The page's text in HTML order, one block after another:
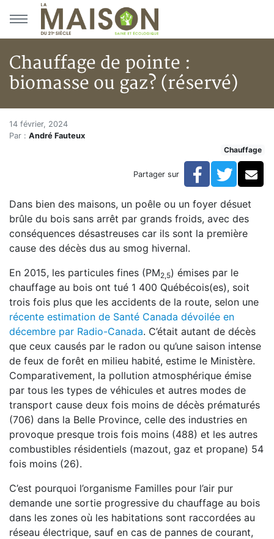
Aller au menu principal
Aller au contenu principal
Chauffage de pointe :
biomasse ou gaz? (réservé)
Accueil
Articles
Chauffage de pointe : biomasse ou gaz? (réservé)
Chauffage de pointe :
14 février, 2024
Par : André Fauteux
Chauffage
Partager sur Facebook
Dans bien des maisons, un poêle ou un foyer désuet
brûle du bois sans arrêt par grands froids, avec des
conséquences désastreuses car ils sont la première
cause des décès dus au smog hivernal.
En 2015, les particules fines (PM2,5) émises par le
chauffage au bois ont tué 1 400 Québécois(es), soit
trois fois plus que les accidents de la route, selon une
récente estimation de Santé Canada dévoilée en
décembre par Radio-Canada. C’était autant de décès
que ceux causés par le radon ou qu’une saison intense
de feux de forêt en milieu habité, estime le Ministère.
Comparativement, la pollution atmosphérique émise
par tous les types de véhicules et autres modes de
transport cause deux fois moins de décès prématurés
(706) dans la Belle Province, celle des industries en
provoque presque trois fois moins (488) et les autres
combustibles résidentiels (mazout, gaz et propane) 54
fois moins (26).
C’est pourquoi l’organisme Familles pour l’air pur
demande une sortie progressive du chauffage au bois
dans les zones où les habitations sont raccordées au
réseau électrique, sauf en cas de pannes de courant,